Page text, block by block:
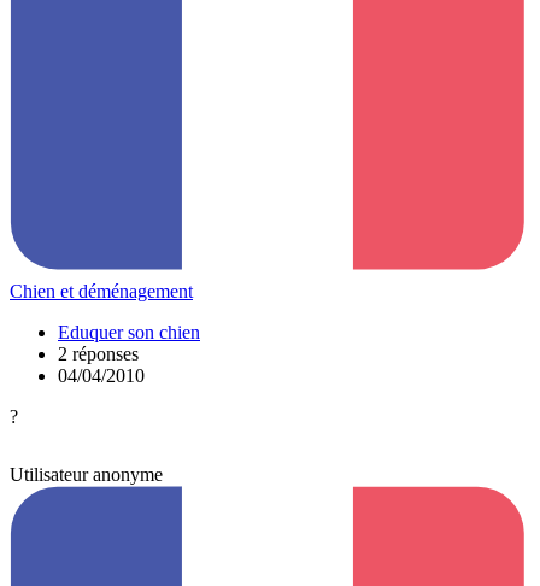
Chien et déménagement
Eduquer son chien
2 réponses
04/04/2010
?
Utilisateur anonyme